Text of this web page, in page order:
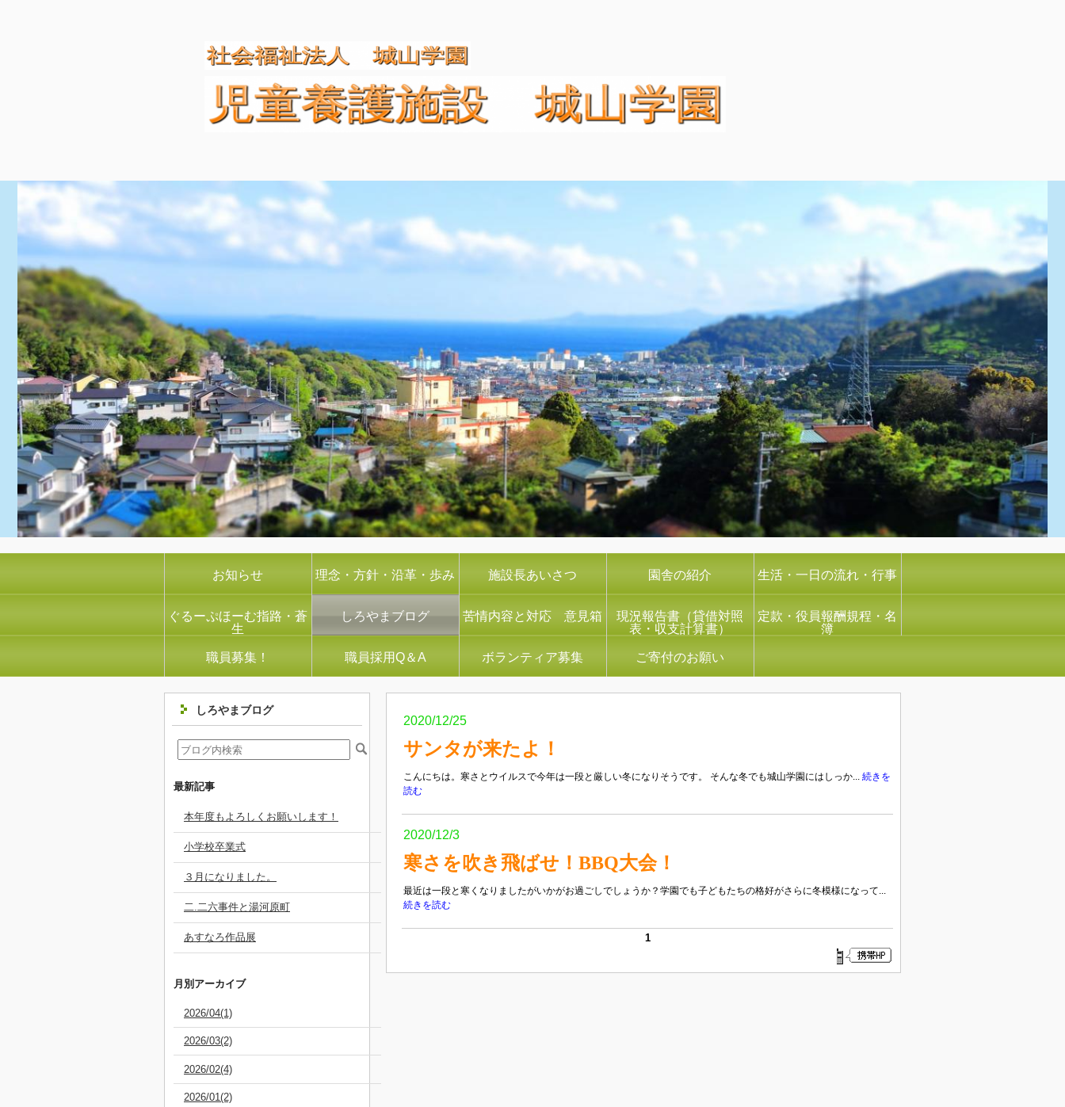
お知らせ 理念・方針・沿革・歩み 施設長あいさつ 園舎の紹介 生活・一日の流れ・行事
ぐるーぷほーむ指路・蒼
生
しろやまブログ 苦情内容と対応 意見箱
現況報告書（貸借対照
表・収支計算書）
定款・役員報酬規程・名
簿
職員募集！ 職員採用Q＆A ボランティア募集 ご寄付のお願い
しろやまブログ
最新記事
本年度もよろしくお願いします！
小学校卒業式
３月になりました。
二.二六事件と湯河原町
あすなろ作品展
月別アーカイブ
2026/04(1)
2026/03(2)
2026/02(4)
2026/01(2)
2020/12/25
サンタが来たよ！
こんにちは。寒さとウイルスで今年は一段と厳しい冬になりそうです。 そんな冬でも城山学園にはしっか... 続きを
読む
2020/12/3
寒さを吹き飛ばせ！BBQ大会！
最近は一段と寒くなりましたがいかがお過ごしでしょうか？学園でも子どもたちの格好がさらに冬模様になって...
続きを読む
1